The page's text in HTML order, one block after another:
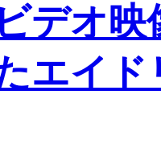
デオ映
エイ